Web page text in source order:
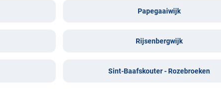
Papegaaiwijk
Rijsenbergwijk
Sint-Baafskouter - Rozebroeken